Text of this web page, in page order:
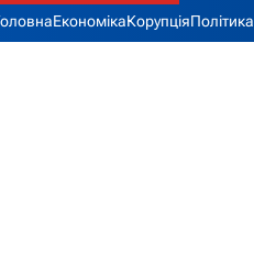
ЕкономікаКорупціяПолітика